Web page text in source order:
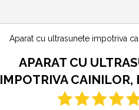
APARAT CU
IMPOTRIVA CAINILOR,